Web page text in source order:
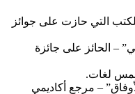
التي حازت على جوائز
– الحائز على جائزة
– مرجع أكاديمي